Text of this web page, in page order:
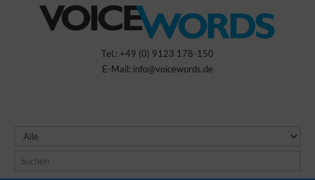
Tel.: +49 (0) 9123 178-150
E-Mail: info@voicewords.de